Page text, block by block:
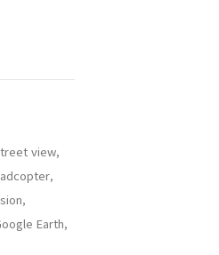
view,
Earth,